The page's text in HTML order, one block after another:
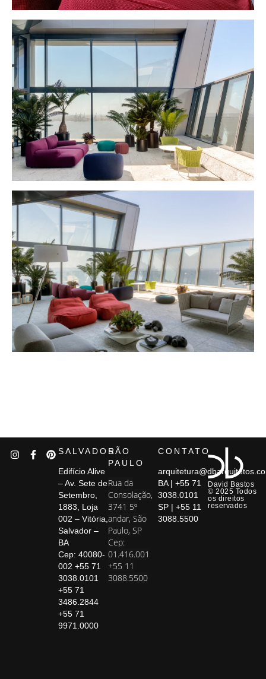
David Bastos
© 2025 Todos
os direitos
reservados
SALVADOR
Edifício Alive
– Av. Sete de
Setembro,
1883, Loja
002 – Vitória,
Salvador –
BA
Cep: 40080-
002 +55 71
3038.0101
+55 71
3486.2844
+55 71
9971.0000
SÃO
PAULO
Rua da
Consolação,
3741 5º
andar, São
Paulo, SP
Cep:
01.416.001
+55 11
3088.5500
CONTATO
BA | +55 71
3038.0101
SP | +55 11
3088.5500